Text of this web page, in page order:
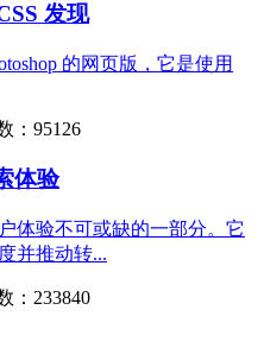
发现
的网页版，它是使用
：95126
体验
体验不可或缺的一部分。它
并推动转...
：233840